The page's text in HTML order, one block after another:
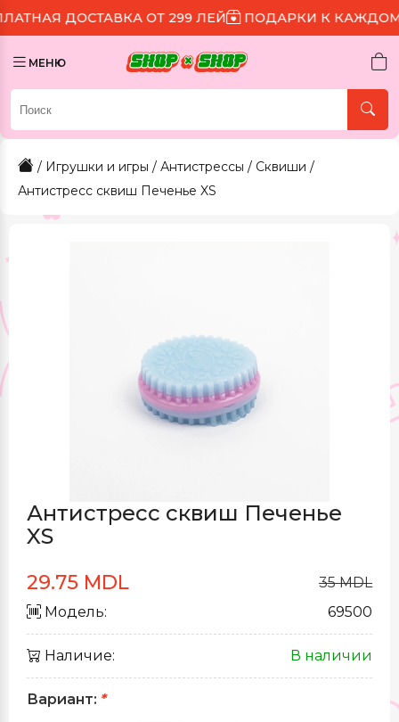
ОТ 299 ЛЕЙ ПОДАРКИ К КАЖДОМУ ЗАКАЗУ
МЕНЮ
/ Игрушки и игры / Антистрессы / Сквиши /
Антистресс сквиш Печенье XS
Антистресс сквиш Печенье
XS
29.75 MDL
35 MDL
Модель:
69500
Наличие: В наличии
Вариант: *